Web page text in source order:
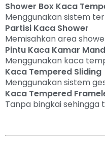
Shower Box Kaca
Menggunakan sistem
Partisi Kaca Shower
Memisahkan area
Pintu Kaca Kamar
Menggunakan kaca
Kaca Tempered Sliding
Menggunakan sistem
Kaca Tempered
Tanpa bingkai sehingga